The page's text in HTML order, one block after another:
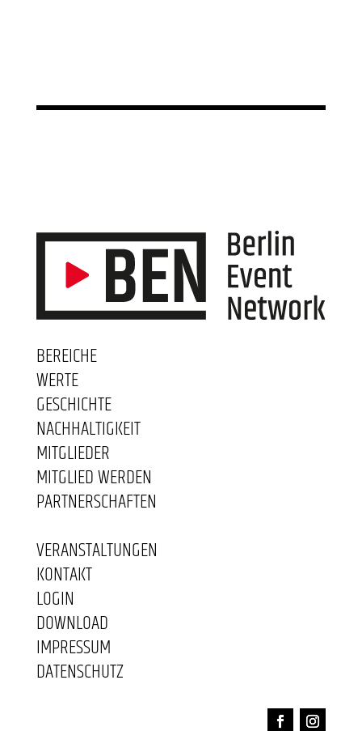
BEREICHE
WERTE
GESCHICHTE
NACHHALTIGKEIT
MITGLIEDER
MITGLIED WERDEN
PARTNERSCHAFTEN
VERANSTALTUNGEN
KONTAKT
LOGIN
DOWNLOAD
IMPRESSUM
DATENSCHUTZ